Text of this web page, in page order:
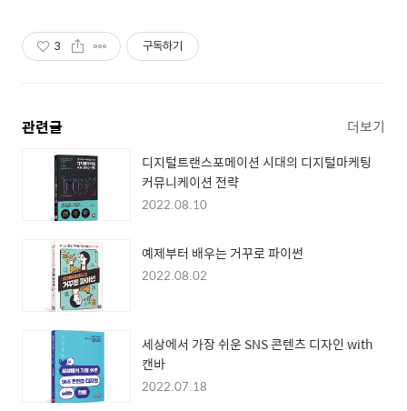
3 구독하기
관련글 더보기
디지털트랜스포메이션 시대의 디지털마케팅
커뮤니케이션 전략
2022.08.10
예제부터 배우는 거꾸로 파이썬
2022.08.02
세상에서 가장 쉬운 SNS 콘텐츠 디자인 with
캔바
2022.07.18